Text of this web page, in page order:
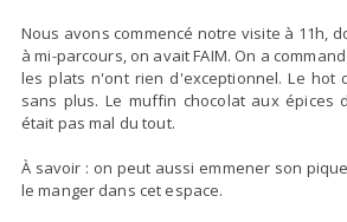
Nous avons commencé notre visite à 11h,
à mi-parcours, on avait FAIM. On a
les plats n'ont rien d'exceptionnel. Le hot
sans plus. Le muffin chocolat aux épices
était pas mal du tout.
À savoir : on peut aussi emmener son
le manger dans cet espace.